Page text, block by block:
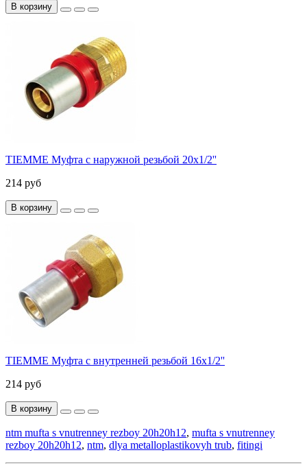
В корзину
TIEMME Муфта с наружной резьбой 20x1/2''
214 руб
В корзину
TIEMME Муфта с внутренней резьбой 16x1/2''
214 руб
В корзину
ntm mufta s vnutrenney rezboy 20h20h12, mufta s vnutrenney
rezboy 20h20h12, ntm, dlya metalloplastikovyh trub, fitingi